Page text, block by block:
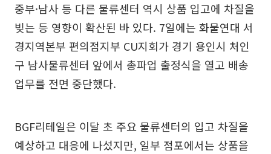
중부·남사 등 다른 물류센터 역시 상품 입고에 차질을
빚는 등 영향이 확산된 바 있다. 7일에는 화물연대 서
경지역본부 편의점지부 CU지회가 경기 용인시 처인
구 남사물류센터 앞에서 총파업 출정식을 열고 배송
업무를 전면 중단했다.
BGF리테일은 이달 초 주요 물류센터의 입고 차질을
예상하고 대응에 나섰지만, 일부 점포에서는 상품을